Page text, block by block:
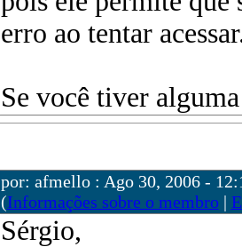
erro ao tentar
Se você tiver
por: afmello : Ago 30, 2006 -
(Informações sobre o membro|
Sérgio,